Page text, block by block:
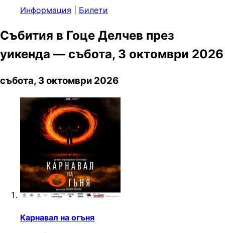
Информация
Билети
Събития в Гоце Делчев през
уикенда — събота, 3 октомври 2026
събота, 3 октомври 2026
Карнавал на огъня